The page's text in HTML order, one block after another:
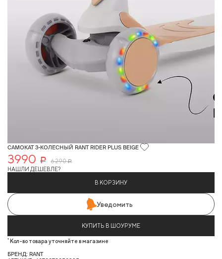
САМОКАТ 3-КОЛЕСНЫЙ RANT RIDER PLUS BEIGE
3990 Р 6 290 Р
НАШЛИ ДЕШЕВЛЕ?
В КОРЗИНУ
Уведомить
КУПИТЬ В ШОУРУМЕ
* Кол-во товара уточняйте в магазине
БРЕНД: RANT